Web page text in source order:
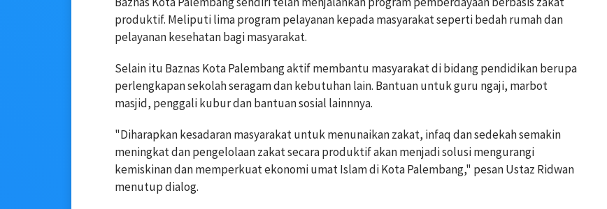
produktif. Meliputi lima program pelayanan kepada masyarakat seperti bedah rumah dan
pelayanan kesehatan bagi masyarakat.
Selain itu Baznas Kota Palembang aktif membantu masyarakat di bidang pendidikan berupa
perlengkapan sekolah seragam dan kebutuhan lain. Bantuan untuk guru ngaji, marbot
masjid, penggali kubur dan bantuan sosial lainnnya.
"Diharapkan kesadaran masyarakat untuk menunaikan zakat, infaq dan sedekah semakin
meningkat dan pengelolaan zakat secara produktif akan menjadi solusi mengurangi
kemiskinan dan memperkuat ekonomi umat Islam di Kota Palembang," pesan Ustaz Ridwan
menutup dialog.